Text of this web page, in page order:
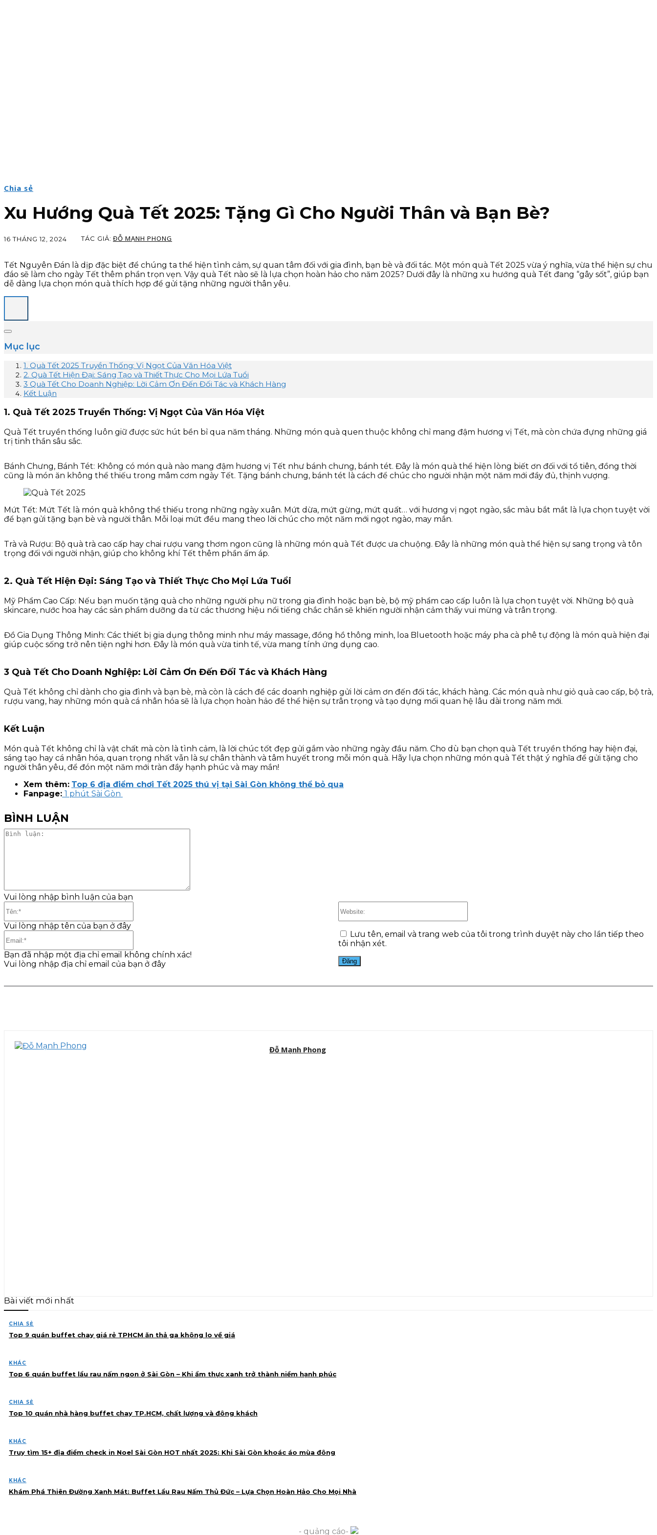
Chia sẻ
Xu Hướng Quà Tết 2025: Tặng Gì Cho Người Thân và Bạn Bè?
16 THÁNG 12, 2024 TÁC GIẢ: ĐỖ MẠNH PHONG
Tết Nguyên Đán là dịp đặc biệt để chúng ta thể hiện tình cảm, sự quan tâm đối với gia đình, bạn bè và đối tác. Một món quà Tết 2025 vừa ý nghĩa, vừa thể hiện sự chu
đáo sẽ làm cho ngày Tết thêm phần trọn vẹn. Vậy quà Tết nào sẽ là lựa chọn hoàn hảo cho năm 2025? Dưới đây là những xu hướng quà Tết đang “gây sốt”, giúp bạn
dễ dàng lựa chọn món quà thích hợp để gửi tặng những người thân yêu.
Mục lục
1. Quà Tết 2025 Truyền Thống: Vị Ngọt Của Văn Hóa Việt
2. Quà Tết Hiện Đại: Sáng Tạo và Thiết Thực Cho Mọi Lứa Tuổi
3 Quà Tết Cho Doanh Nghiệp: Lời Cảm Ơn Đến Đối Tác và Khách Hàng
Kết Luận
1. Quà Tết 2025 Truyền Thống: Vị Ngọt Của Văn Hóa Việt
Quà Tết truyền thống luôn giữ được sức hút bền bỉ qua năm tháng. Những món quà quen thuộc không chỉ mang đậm hương vị Tết, mà còn chứa đựng những giá
trị tinh thần sâu sắc.
Bánh Chưng, Bánh Tét: Không có món quà nào mang đậm hương vị Tết như bánh chưng, bánh tét. Đây là món quà thể hiện lòng biết ơn đối với tổ tiên, đồng thời
cũng là món ăn không thể thiếu trong mâm cơm ngày Tết. Tặng bánh chưng, bánh tét là cách để chúc cho người nhận một năm mới đầy đủ, thịnh vượng.
Mứt Tết: Mứt Tết là món quà không thể thiếu trong những ngày xuân. Mứt dừa, mứt gừng, mứt quất… với hương vị ngọt ngào, sắc màu bắt mắt là lựa chọn tuyệt vời
để bạn gửi tặng bạn bè và người thân. Mỗi loại mứt đều mang theo lời chúc cho một năm mới ngọt ngào, may mắn.
Trà và Rượu: Bộ quà trà cao cấp hay chai rượu vang thơm ngon cũng là những món quà Tết được ưa chuộng. Đây là những món quà thể hiện sự sang trọng và tôn
trọng đối với người nhận, giúp cho không khí Tết thêm phần ấm áp.
2. Quà Tết Hiện Đại: Sáng Tạo và Thiết Thực Cho Mọi Lứa Tuổi
Mỹ Phẩm Cao Cấp: Nếu bạn muốn tặng quà cho những người phụ nữ trong gia đình hoặc bạn bè, bộ mỹ phẩm cao cấp luôn là lựa chọn tuyệt vời. Những bộ quà
skincare, nước hoa hay các sản phẩm dưỡng da từ các thương hiệu nổi tiếng chắc chắn sẽ khiến người nhận cảm thấy vui mừng và trân trọng.
Đồ Gia Dụng Thông Minh: Các thiết bị gia dụng thông minh như máy massage, đồng hồ thông minh, loa Bluetooth hoặc máy pha cà phê tự động là món quà hiện đại
giúp cuộc sống trở nên tiện nghi hơn. Đây là món quà vừa tinh tế, vừa mang tính ứng dụng cao.
3 Quà Tết Cho Doanh Nghiệp: Lời Cảm Ơn Đến Đối Tác và Khách Hàng
Quà Tết không chỉ dành cho gia đình và bạn bè, mà còn là cách để các doanh nghiệp gửi lời cảm ơn đến đối tác, khách hàng. Các món quà như giỏ quà cao cấp, bộ trà,
rượu vang, hay những món quà cá nhân hóa sẽ là lựa chọn hoàn hảo để thể hiện sự trân trọng và tạo dựng mối quan hệ lâu dài trong năm mới.
Kết Luận
Món quà Tết không chỉ là vật chất mà còn là tình cảm, là lời chúc tốt đẹp gửi gắm vào những ngày đầu năm. Cho dù bạn chọn quà Tết truyền thống hay hiện đại,
sáng tạo hay cá nhân hóa, quan trọng nhất vẫn là sự chân thành và tâm huyết trong mỗi món quà. Hãy lựa chọn những món quà Tết thật ý nghĩa để gửi tặng cho
người thân yêu, để đón một năm mới tràn đầy hạnh phúc và may mắn!
Xem thêm: Top 6 địa điểm chơi Tết 2025 thú vị tại Sài Gòn không thể bỏ qua
Fanpage: 1 phút Sài Gòn
BÌNH LUẬN
Vui lòng nhập bình luận của bạn
Vui lòng nhập tên của bạn ở đây
Bạn đã nhập một địa chỉ email không chính xác!
Vui lòng nhập địa chỉ email của bạn ở đây
Lưu tên, email và trang web của tôi trong trình duyệt này cho lần tiếp theo
tôi nhận xét.
Đỗ Mạnh Phong
Bài viết mới nhất
CHIA SẺ
Top 9 quán buffet chay giá rẻ TPHCM ăn thả ga không lo về giá
KHÁC
Top 6 quán buffet lẩu rau nấm ngon ở Sài Gòn – Khi ẩm thực xanh trở thành niềm hạnh phúc
CHIA SẺ
Top 10 quán nhà hàng buffet chay TP.HCM, chất lượng và đông khách
KHÁC
Truy tìm 15+ địa điểm check in Noel Sài Gòn HOT nhất 2025: Khi Sài Gòn khoác áo mùa đông
KHÁC
Khám Phá Thiên Đường Xanh Mát: Buffet Lẩu Rau Nấm Thủ Đức – Lựa Chọn Hoàn Hảo Cho Mọi Nhà
- quảng cáo-